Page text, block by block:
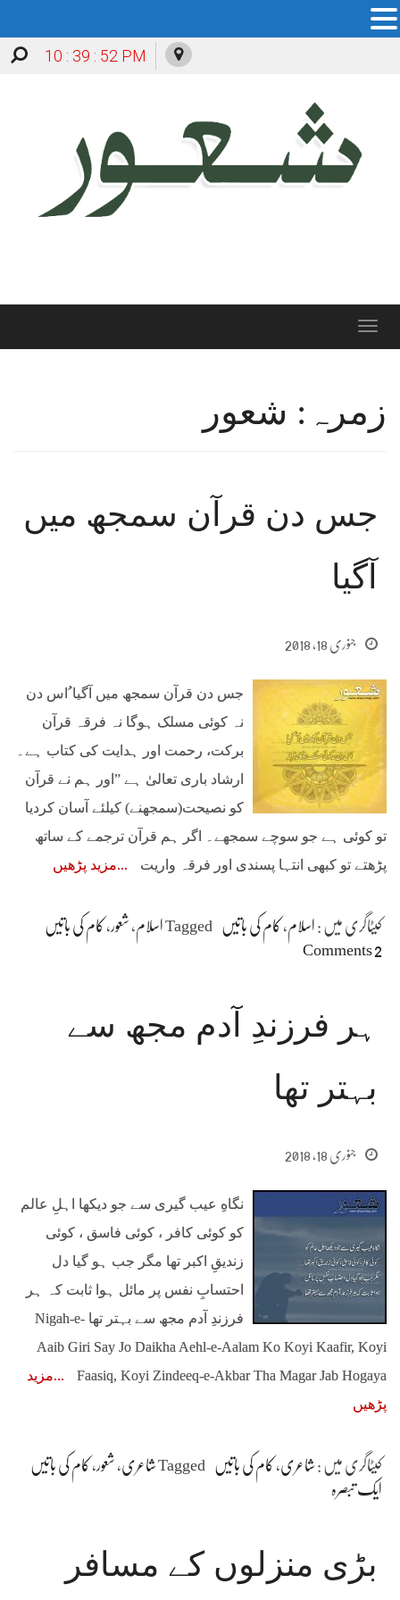
10 : 39 : 52 PM
Toggle
زمرہ: شعور
جس دن قرآن سمجھ میں
آگیا
جنوری 18, 2018
جس دن قرآن سمجھ میں آگیا ُاس دن
نہ کوئی مسلک ہوگا نہ فرقہ قرآن
برکت، رحمت اور ہدایت کی کتاب ہے۔
ارشاد باری تعالیٰ ہے ”اور ہم نے قرآن
کو نصیحت(سمجھنے) کیلئے آسان کردیا
تو کوئی ہے جو سوچے سمجھے۔ اگر ہم قرآن ترجمے کے ساتھ
پڑھتے تو کبھی انتہا پسندی اور فرقہ واریت
مزید پڑھیں
کیٹاگری میں : اسلام ، کام کی باتیں Taggedاسلام ، شعور ، کام کی باتیں
2 Comments
ہر فرزندِ آدم مجھ سے
بہتر تھا
جنوری 18, 2018
نگاهِ عیب گیری سے جو دیکھا اہلِ عالم
کو کوئی کافر ، کوئی فاسق ، کوئی
زندیقِ اکبر تھا مگر جب ہو گیا دل
احتسابِ نفس پر مائل ہوا ثابت کہ ہر
فرزندِ آدم مجھ سے بہتر تھا Nigah-e-
Aaib Giri Say Jo Daikha Aehl-e-Aalam Ko Koyi Kaafir, Koyi
Faasiq, Koyi Zindeeq-e-Akbar Tha Magar Jab Hogaya
مزید
پڑھیں
کیٹاگری میں : شاعری، کام کی باتیں Taggedشاعری، شعور ، کام کی باتیں
ایک تبصرہ
بڑی منزلوں کے مسافر